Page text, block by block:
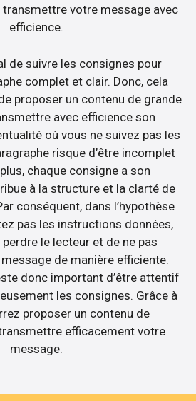
transmettre votre message avec
efficience.
de suivre les consignes pour
complet et clair. Donc, cela
proposer un contenu de grande
avec efficience son
où vous ne suivez pas les
risque d’être incomplet
chaque consigne a son
à la structure et la clarté de
conséquent, dans l’hypothèse
pas les instructions données,
le lecteur et de ne pas
de manière efficiente.
donc important d’être attentif
les consignes. Grâce à
proposer un contenu de
efficacement votre
message.